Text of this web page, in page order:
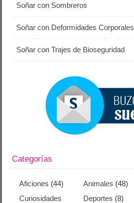
Soñar con Sombreros
Soñar con Deformidades Corporales
Soñar con Trajes de Bioseguridad
Categorías
Aficiones (44) Animales (48)
Curiosidades
Deportes (8)